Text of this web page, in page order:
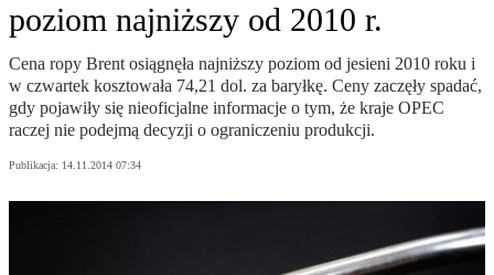
poziom najniższy od 2010 r.
Cena ropy Brent osiągnęła najniższy poziom od jesieni 2010 roku i
w czwartek kosztowała 74,21 dol. za baryłkę. Ceny zaczęły spadać,
gdy pojawiły się nieoficjalne informacje o tym, że kraje OPEC
raczej nie podejmą decyzji o ograniczeniu produkcji.
Publikacja: 14.11.2014 07:34